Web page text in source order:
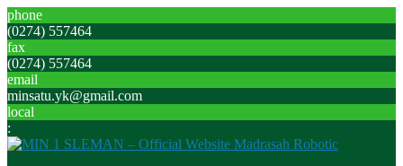
phone
(0274) 557464
fax
(0274) 557464
email
minsatu.yk@gmail.com
local
: